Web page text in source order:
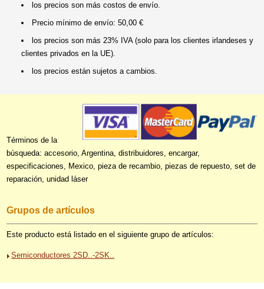
los precios son más costos de envío.
Precio mínimo de envío: 50,00 €
los precios son más 23% IVA (solo para los clientes irlandeses y
clientes privados en la UE).
los precios están sujetos a cambios.
Términos de la
búsqueda: accesorio, Argentina, distribuidores, encargar,
especificaciones, Mexico, pieza de recambio, piezas de repuesto, set de
reparación, unidad láser
Grupos de artículos
Este producto está listado en el siguiente grupo de artículos:
Semiconductores 2SD..-2SK..